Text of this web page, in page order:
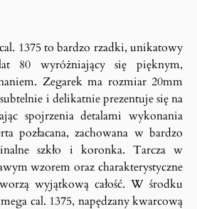
1375 to bardzo rzadki, unikatowy
80 wyróżniający się pięknym,
Zegarek ma rozmiar 20mm
i delikatnie prezentuje się na
spojrzenia detalami wykonania
pozłacana, zachowana w bardzo
szkło i koronka. Tarcza w
wzorem oraz charakterystyczne
wyjątkową całość. W środku
cal. 1375, napędzany kwarcową